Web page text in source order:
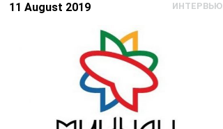
11 August 2019 ИНТЕРВЬЮ